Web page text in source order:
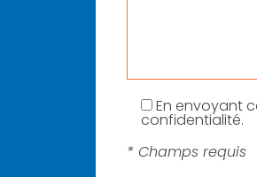
En envoyant
confidentialité.
* Champs requis